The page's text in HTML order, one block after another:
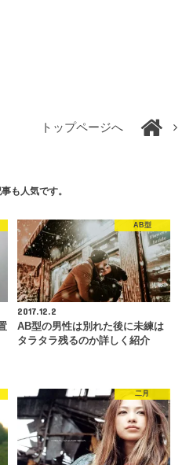
トップページへ
も人気です。
AB型
2017.12.2
AB型の男性は別れた後に未練は
タラタラ残るのか詳しく紹介
二月